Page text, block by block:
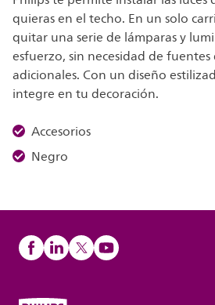
quieras en el techo. En un solo
quitar una serie de lámparas y
esfuerzo, sin necesidad de
adicionales. Con un diseño
integre en tu decoración.
Accesorios
Negro